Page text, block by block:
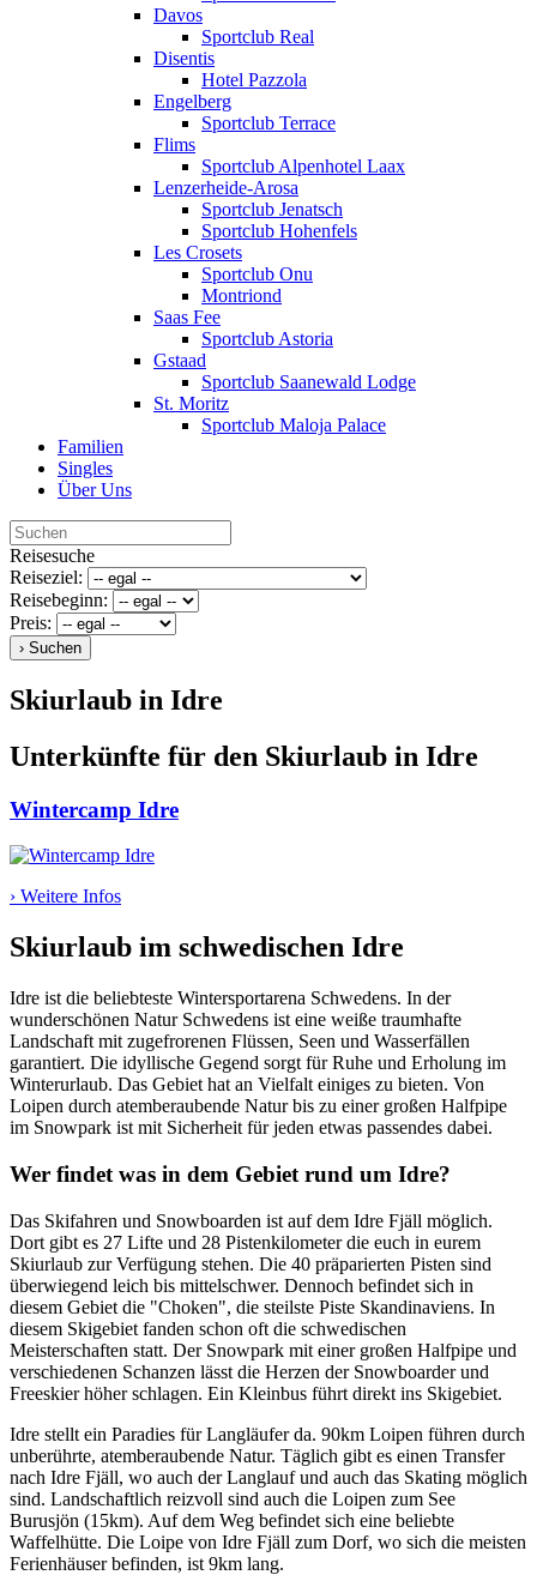
Davos
Sportclub Real
Disentis
Hotel Pazzola
Engelberg
Sportclub Terrace
Flims
Sportclub Alpenhotel Laax
Lenzerheide-Arosa
Sportclub Jenatsch
Sportclub Hohenfels
Les Crosets
Sportclub Onu
Montriond
Saas Fee
Sportclub Astoria
Gstaad
Sportclub Saanewald Lodge
St. Moritz
Sportclub Maloja Palace
Familien
Singles
Über Uns
Reisesuche
Reiseziel:
Reisebeginn:
Preis:
Skiurlaub in Idre
Unterkünfte für den Skiurlaub in Idre
Wintercamp Idre
› Weitere Infos
Skiurlaub im schwedischen Idre
Idre ist die beliebteste Wintersportarena Schwedens. In der
wunderschönen Natur Schwedens ist eine weiße traumhafte
Landschaft mit zugefrorenen Flüssen, Seen und Wasserfällen
garantiert. Die idyllische Gegend sorgt für Ruhe und Erholung im
Winterurlaub. Das Gebiet hat an Vielfalt einiges zu bieten. Von
Loipen durch atemberaubende Natur bis zu einer großen Halfpipe
im Snowpark ist mit Sicherheit für jeden etwas passendes dabei.
Wer findet was in dem Gebiet rund um Idre?
Das Skifahren und Snowboarden ist auf dem Idre Fjäll möglich.
Dort gibt es 27 Lifte und 28 Pistenkilometer die euch in eurem
Skiurlaub zur Verfügung stehen. Die 40 präparierten Pisten sind
überwiegend leich bis mittelschwer. Dennoch befindet sich in
diesem Gebiet die "Choken", die steilste Piste Skandinaviens. In
diesem Skigebiet fanden schon oft die schwedischen
Meisterschaften statt. Der Snowpark mit einer großen Halfpipe und
verschiedenen Schanzen lässt die Herzen der Snowboarder und
Freeskier höher schlagen. Ein Kleinbus führt direkt ins Skigebiet.
Idre stellt ein Paradies für Langläufer da. 90km Loipen führen durch
unberührte, atemberaubende Natur. Täglich gibt es einen Transfer
nach Idre Fjäll, wo auch der Langlauf und auch das Skating möglich
sind. Landschaftlich reizvoll sind auch die Loipen zum See
Burusjön (15km). Auf dem Weg befindet sich eine beliebte
Waffelhütte. Die Loipe von Idre Fjäll zum Dorf, wo sich die meisten
Ferienhäuser befinden, ist 9km lang.